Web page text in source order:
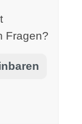
Fragen?